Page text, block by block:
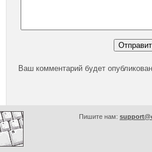
Ваш комментарий будет
Пишите нам: